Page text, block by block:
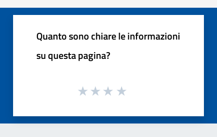
Quanto sono chiare le informazioni
su questa pagina?